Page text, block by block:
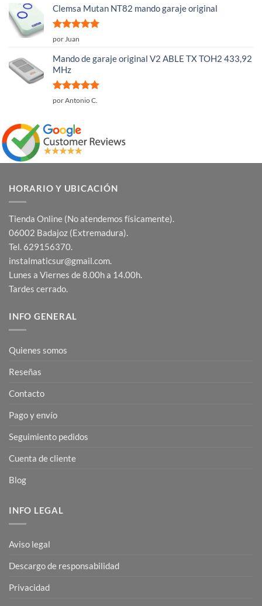
5
Clemsa Mutan NT82 mando garaje original
Valorado
por Juan
Mando de garaje original V2 ABLE TX TOH2 433,92
MHz
Valorado
por Antonio C.
HORARIO Y UBICACIÓN
Tienda Online (No atendemos físicamente).
06002 Badajoz (Extremadura).
Tel. 629156370.
instalmaticsur@gmail.com.
Lunes a Viernes de 8.00h a 14.00h.
Tardes cerrado.
INFO GENERAL
Quienes somos
Reseñas
Contacto
Pago y envío
Seguimiento pedidos
Cuenta de cliente
Blog
INFO LEGAL
Aviso legal
Descargo de responsabilidad
Privacidad